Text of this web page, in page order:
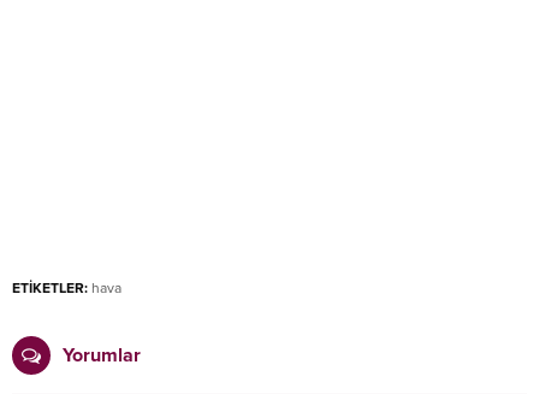
ETİKETLER: hava
Yorumlar